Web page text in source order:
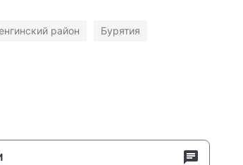
район Бурятия